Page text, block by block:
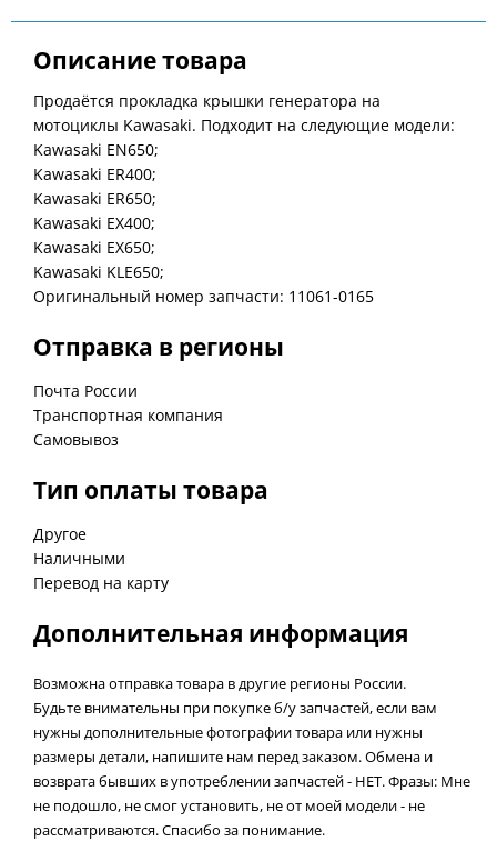
Описание товара
Продаётся прокладка крышки генератора на
мотоциклы Kawasaki. Подходит на следующие модели:
Kawasaki EN650;
Kawasaki ER400;
Kawasaki ER650;
Kawasaki EX400;
Kawasaki EX650;
Kawasaki KLE650;
Оригинальный номер запчасти: 11061-0165
Отправка в регионы
Почта России
Транспортная компания
Самовывоз
Тип оплаты товара
Другое
Наличными
Перевод на карту
Дополнительная информация
Возможна отправка товара в другие регионы России.
Будьте внимательны при покупке б/у запчастей, если вам
нужны дополнительные фотографии товара или нужны
размеры детали, напишите нам перед заказом. Обмена и
возврата бывших в употреблении запчастей - НЕТ. Фразы: Мне
не подошло, не смог установить, не от моей модели - не
рассматриваются. Спасибо за понимание.